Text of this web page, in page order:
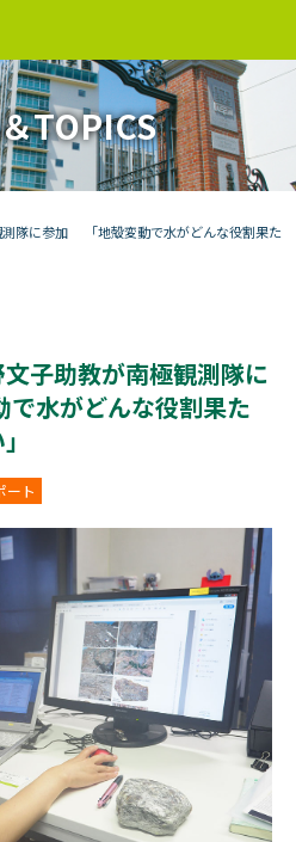
TOPICS
隊に参加 「地殻変動で水がどんな役割果た
子助教が南極観測隊に
水がどんな役割果た
ート